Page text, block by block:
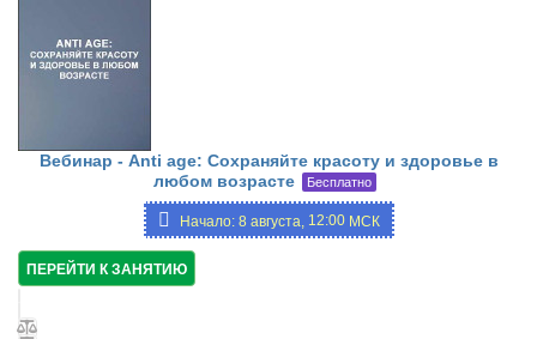
Вебинар - Anti age: Сохраняйте красоту и здоровье в
любом возрасте
Бесплатно
Начало: 8 августа, 12:00МСК
ПЕРЕЙТИ К ЗАНЯТИЮ